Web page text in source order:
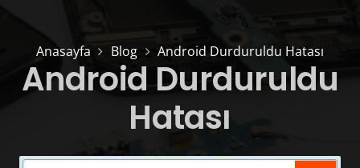
Anasayfa Blog Android Durduruldu Hatası
Android Durduruldu
Hatası